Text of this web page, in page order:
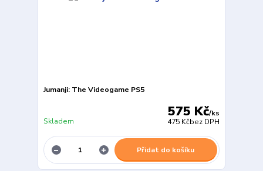
Jumanji: The Videogame PS5
575 Kč/ks
475 Kčbez DPH
Skladem
Přidat do košíku